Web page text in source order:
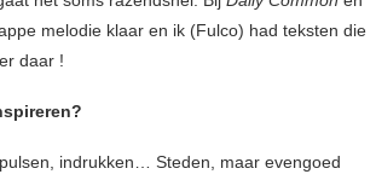
melodie klaar en ik (Fulco) had teksten die
daar !
indrukken… Steden, maar evengoed